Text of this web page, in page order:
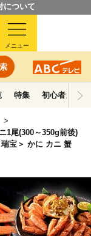
について
メニュー
特集 初心者ガイド
1尾(300～350g前後)
宝＞ かに カニ 蟹